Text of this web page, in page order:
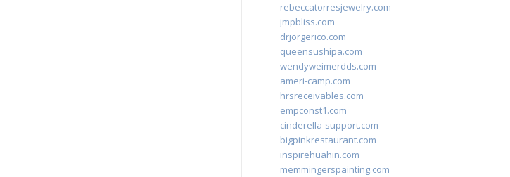
rebeccatorresjewelry.com
jmpbliss.com
drjorgerico.com
queensushipa.com
wendyweimerdds.com
ameri-camp.com
hrsreceivables.com
empconst1.com
cinderella-support.com
bigpinkrestaurant.com
inspirehuahin.com
memmingerspainting.com